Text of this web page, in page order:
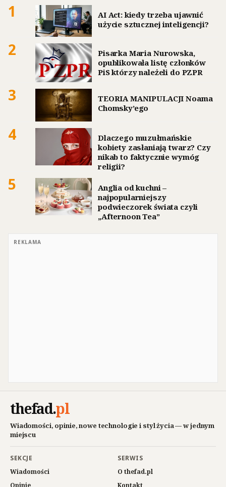
1
AI Act: kiedy trzeba ujawnić
użycie sztucznej inteligencji?
2
Pisarka Maria Nurowska,
opublikowała listę członków
PiS którzy należeli do PZPR
3
TEORIA MANIPULACJI Noama
Chomsky’ego
4
Dlaczego muzułmańskie
kobiety zasłaniają twarz? Czy
nikab to faktycznie wymóg
religii?
5
Anglia od kuchni –
najpopularniejszy
podwieczorek świata czyli
„Afternoon Tea”
REKLAMA
thefad.pl
Wiadomości, opinie, nowe technologie i styl życia — w jednym
miejscu
SEKCJE
Wiadomości
Opinie
SERWIS
O thefad.pl
Kontakt